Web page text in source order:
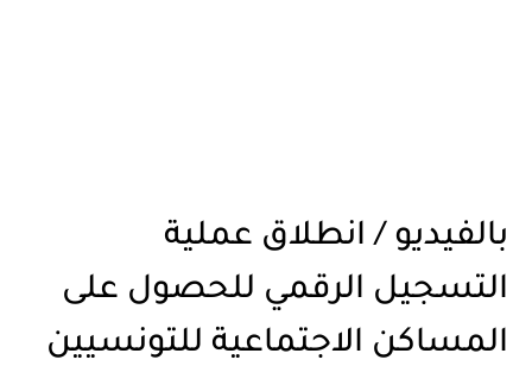
بالفيديو / انطلاق عملية
التسجيل الرقمي للحصول على
المساكن الاجتماعية للتونسيين